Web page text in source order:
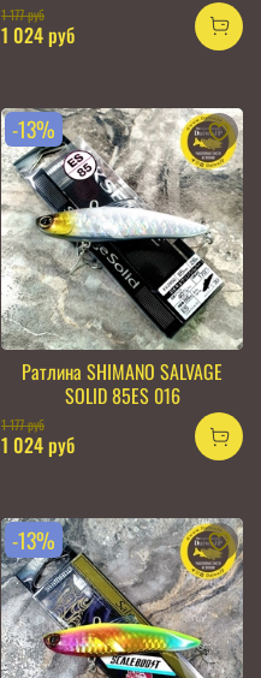
1 177 руб
1 024 руб
-13%
Ратлина SHIMANO SALVAGE
SOLID 85ES 016
1 177 руб
1 024 руб
-13%